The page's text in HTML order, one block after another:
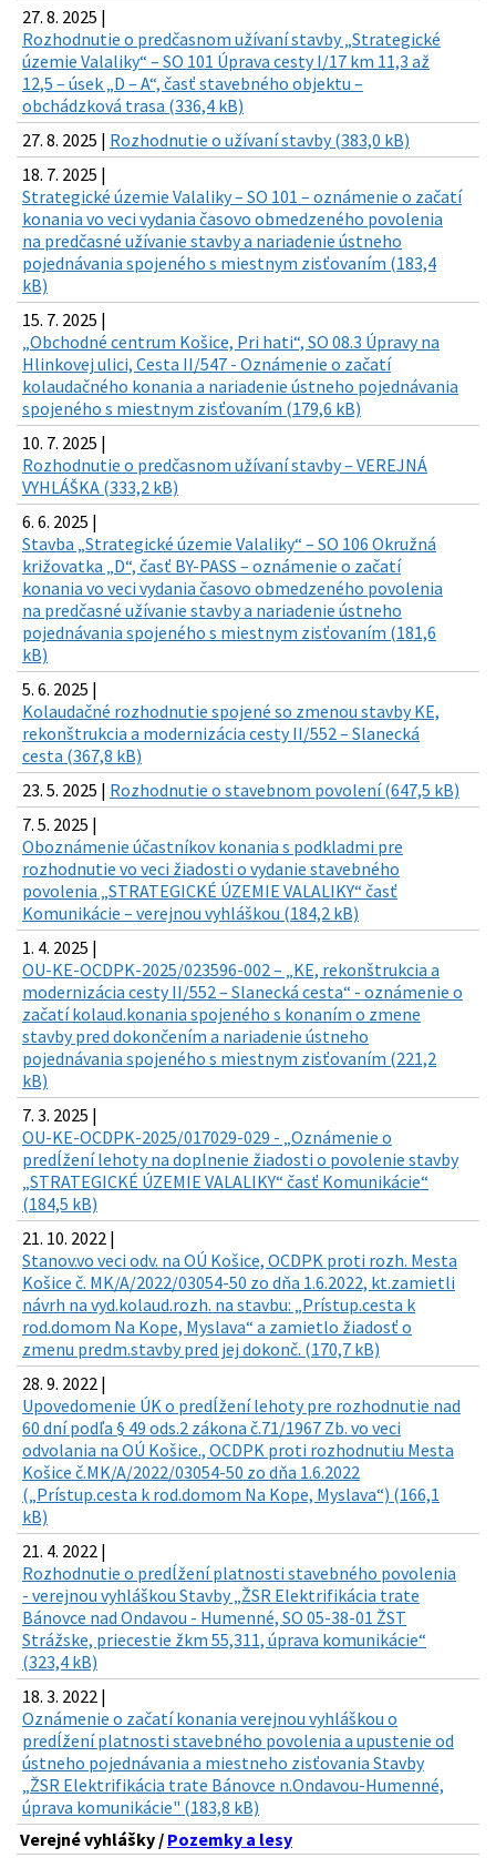
27. 8. 2025 |
Rozhodnutie o predčasnom užívaní stavby „Strategické
územie Valaliky“ – SO 101 Úprava cesty I/17 km 11,3 až
12,5 – úsek „D – A“, časť stavebného objektu –
obchádzková trasa (336,4 kB)
27. 8. 2025 | Rozhodnutie o užívaní stavby (383,0 kB)
18. 7. 2025 |
Strategické územie Valaliky – SO 101 – oznámenie o začatí
konania vo veci vydania časovo obmedzeného povolenia
na predčasné užívanie stavby a nariadenie ústneho
pojednávania spojeného s miestnym zisťovaním (183,4
kB)
15. 7. 2025 |
„Obchodné centrum Košice, Pri hati“, SO 08.3 Úpravy na
Hlinkovej ulici, Cesta II/547 - Oznámenie o začatí
kolaudačného konania a nariadenie ústneho pojednávania
spojeného s miestnym zisťovaním (179,6 kB)
10. 7. 2025 |
Rozhodnutie o predčasnom užívaní stavby – VEREJNÁ
VYHLÁŠKA (333,2 kB)
6. 6. 2025 |
Stavba „Strategické územie Valaliky“ – SO 106 Okružná
križovatka „D“, časť BY-PASS – oznámenie o začatí
konania vo veci vydania časovo obmedzeného povolenia
na predčasné užívanie stavby a nariadenie ústneho
pojednávania spojeného s miestnym zisťovaním (181,6
kB)
5. 6. 2025 |
Kolaudačné rozhodnutie spojené so zmenou stavby KE,
rekonštrukcia a modernizácia cesty II/552 – Slanecká
cesta (367,8 kB)
23. 5. 2025 | Rozhodnutie o stavebnom povolení (647,5 kB)
7. 5. 2025 |
Oboznámenie účastníkov konania s podkladmi pre
rozhodnutie vo veci žiadosti o vydanie stavebného
povolenia „STRATEGICKÉ ÚZEMIE VALALIKY“ časť
Komunikácie – verejnou vyhláškou (184,2 kB)
1. 4. 2025 |
OU-KE-OCDPK-2025/023596-002 – „KE, rekonštrukcia a
modernizácia cesty II/552 – Slanecká cesta“ - oznámenie o
začatí kolaud.konania spojeného s konaním o zmene
stavby pred dokončením a nariadenie ústneho
pojednávania spojeného s miestnym zisťovaním (221,2
kB)
7. 3. 2025 |
OU-KE-OCDPK-2025/017029-029 - „Oznámenie o
predĺžení lehoty na doplnenie žiadosti o povolenie stavby
„STRATEGICKÉ ÚZEMIE VALALIKY“ časť Komunikácie“
(184,5 kB)
21. 10. 2022 |
Stanov.vo veci odv. na OÚ Košice, OCDPK proti rozh. Mesta
Košice č. MK/A/2022/03054-50 zo dňa 1.6.2022, kt.zamietli
návrh na vyd.kolaud.rozh. na stavbu: „Prístup.cesta k
rod.domom Na Kope, Myslava“ a zamietlo žiadosť o
zmenu predm.stavby pred jej dokonč. (170,7 kB)
28. 9. 2022 |
Upovedomenie ÚK o predĺžení lehoty pre rozhodnutie nad
60 dní podľa § 49 ods.2 zákona č.71/1967 Zb. vo veci
odvolania na OÚ Košice., OCDPK proti rozhodnutiu Mesta
Košice č.MK/A/2022/03054-50 zo dňa 1.6.2022
(„Prístup.cesta k rod.domom Na Kope, Myslava“) (166,1
kB)
21. 4. 2022 |
Rozhodnutie o predĺžení platnosti stavebného povolenia
- verejnou vyhláškou Stavby „ŽSR Elektrifikácia trate
Bánovce nad Ondavou - Humenné, SO 05-38-01 ŽST
Strážske, priecestie žkm 55,311, úprava komunikácie“
(323,4 kB)
18. 3. 2022 |
Oznámenie o začatí konania verejnou vyhláškou o
predĺžení platnosti stavebného povolenia a upustenie od
ústneho pojednávania a miestneho zisťovania Stavby
„ŽSR Elektrifikácia trate Bánovce n.Ondavou-Humenné,
úprava komunikácie" (183,8 kB)
Verejné vyhlášky / Pozemky a lesy